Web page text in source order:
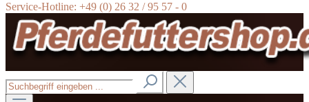
Service-Hotline: +49 (0) 26 32 / 95 57 - 0